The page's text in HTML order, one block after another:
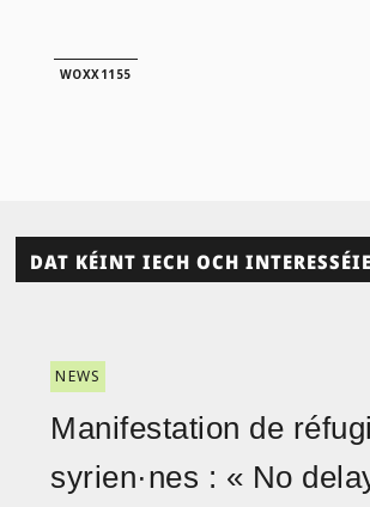
WOXX1155
DAT KÉINT IECH OCH
NEWS
Manifestation de
syrien·nes : « No